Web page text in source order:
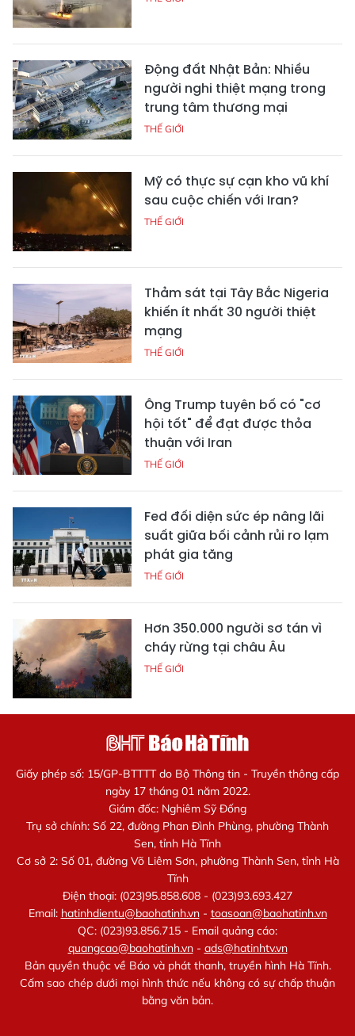
Động đất Nhật Bản: Nhiều
người nghi thiệt mạng trong
trung tâm thương mại
THẾ GIỚI
Mỹ có thực sự cạn kho vũ khí
sau cuộc chiến với Iran?
THẾ GIỚI
Thảm sát tại Tây Bắc Nigeria
khiến ít nhất 30 người thiệt
mạng
THẾ GIỚI
Ông Trump tuyên bố có "cơ
hội tốt" để đạt được thỏa
thuận với Iran
THẾ GIỚI
Fed đối diện sức ép nâng lãi
suất giữa bối cảnh rủi ro lạm
phát gia tăng
THẾ GIỚI
Hơn 350.000 người sơ tán vì
cháy rừng tại châu Âu
THẾ GIỚI
Giấy phép số: 15/GP-BTTTT do Bộ Thông tin - Truyền thông cấp
ngày 17 tháng 01 năm 2022.
Giám đốc: Nghiêm Sỹ Đống
Trụ sở chính: Số 22, đường Phan Đình Phùng, phường Thành
Sen, tỉnh Hà Tĩnh
Cơ sở 2: Số 01, đường Võ Liêm Sơn, phường Thành Sen, tỉnh Hà
Tĩnh
Điện thoại: (023)95.858.608 - (023)93.693.427
Email: hatinhdientu@baohatinh.vn- toasoan@baohatinh.vn
QC: (023)93.856.715 - Email quảng cáo:
quangcao@baohatinh.vn- ads@hatinhtv.vn
Bản quyền thuộc về Báo và phát thanh, truyền hình Hà Tĩnh.
Cấm sao chép dưới mọi hình thức nếu không có sự chấp thuận
bằng văn bản.